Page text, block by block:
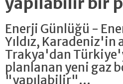
Enerji Günlüğü -
Yıldız, Karadeniz'in
Trakya'dan
planlanan yeni gaz
"yapılabilir"...